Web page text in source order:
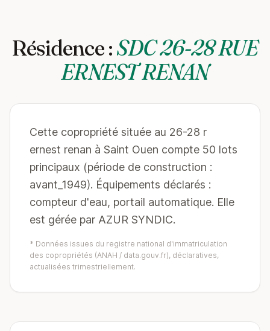
Résidence :SDC 26-28 RUE
ERNEST RENAN
Cette copropriété située au 26-28 r
ernest renan à Saint Ouen compte 50 lots
principaux (période de construction :
avant_1949). Équipements déclarés :
compteur d'eau, portail automatique. Elle
est gérée par AZUR SYNDIC.
* Données issues du registre national d'immatriculation
des copropriétés (ANAH / data.gouv.fr), déclaratives,
actualisées trimestriellement.